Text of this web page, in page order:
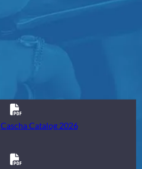
Cascha Catalog 2026